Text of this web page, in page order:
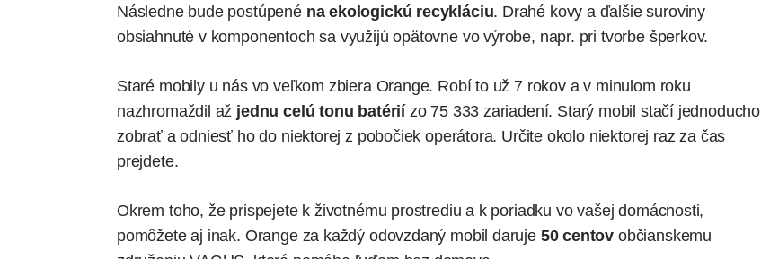
Následne bude postúpené na ekologickú recykláciu. Drahé kovy a ďalšie suroviny
obsiahnuté v komponentoch sa využijú opätovne vo výrobe, napr. pri tvorbe šperkov.
Staré mobily u nás vo veľkom zbiera Orange. Robí to už 7 rokov a v minulom roku
nazhromaždil až jednu celú tonu batériízo 75 333 zariadení. Starý mobil stačí jednoducho
zobrať a odniesť ho do niektorej z pobočiek operátora. Určite okolo niektorej raz za čas
prejdete.
Okrem toho, že prispejete k životnému prostrediu a k poriadku vo vašej domácnosti,
pomôžete aj inak. Orange za každý odovzdaný mobil daruje 50 centov občianskemu